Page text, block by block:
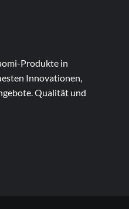
Produkte in
Innovationen,
Qualität und